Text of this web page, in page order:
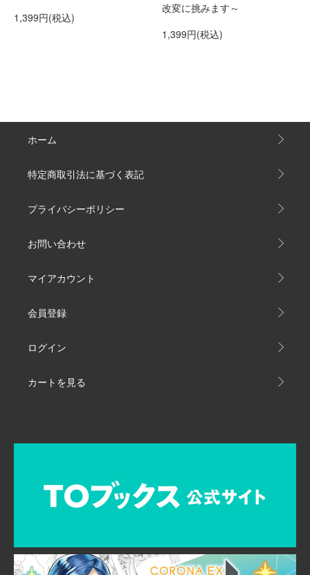
1,399円(税込)
改変に挑みます～
1,399円(税込)
ホーム
特定商取引法に基づく表記
プライバシーポリシー
お問い合わせ
マイアカウント
会員登録
ログイン
カートを見る